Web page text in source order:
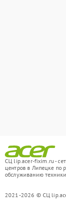
СЦ lip.acer-fixim.ru -
центров в Липецке по
обслуживанию
2021-2026 © СЦ